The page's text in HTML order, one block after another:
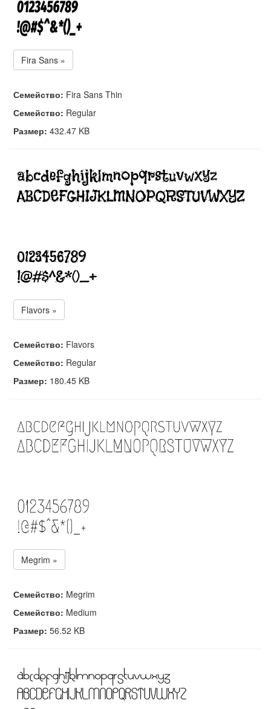
Fira Sans »
Семейство: Fira Sans Thin
Семейство: Regular
Размер: 432.47 KB
Flavors »
Семейство: Flavors
Семейство: Regular
Размер: 180.45 KB
Megrim »
Семейство: Megrim
Семейство: Medium
Размер: 56.52 KB